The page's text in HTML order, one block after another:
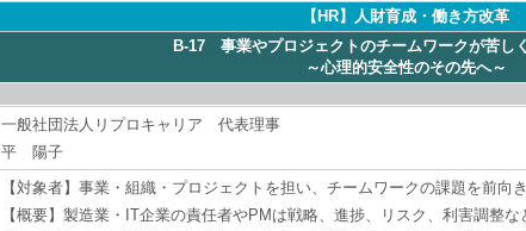
【HR】人財育成・働き方改革
B-17 事業やプロジェクトのチームワークが苦し
～心理的安全性のその先へ～
一般社団法人リプロキャリア 代表理事
平 陽子
【対象者】事業・組織・プロジェクトを担い、チームワークの課題を前向
【概要】製造業・IT企業の責任者やPMは戦略、進捗、リスク、利害調整